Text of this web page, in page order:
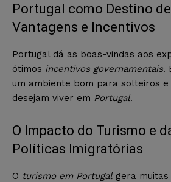
Portugal como Destino
Vantagens e Incentivos
Portugal dá as boas-vindas aos
ótimos incentivos governamentais.
um ambiente bom para solteiros e
desejam viver em Portugal.
O Impacto do Turismo e
Políticas Imigratórias
O turismo em Portugal gera